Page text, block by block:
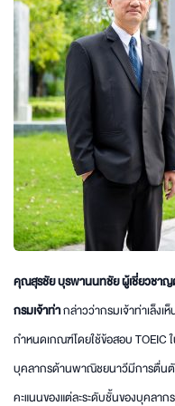
คุณสุรชัย บุรพานนทชัย ผู้เชี่ยวช
กรมเจ้าท่ากล่าวว่ากรมเจ้าท่าเล็ง
กำหนดเกณฑ์โดยใช้ข้อสอบ
บุคลากรด้านพาณิชยนาวีมีการตื่น
คะแนนของแต่ละระดับชั้นของบุคลา